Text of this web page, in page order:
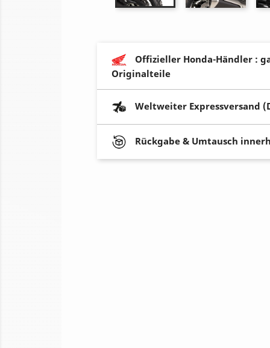
Offizieller Honda-Händler :
Originalteile
Weltweiter Expressversand
Rückgabe & Umtausch